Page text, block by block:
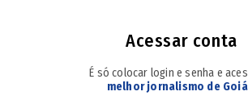
Acessar conta
É só colocar login e senha e
melhor jornalismo de